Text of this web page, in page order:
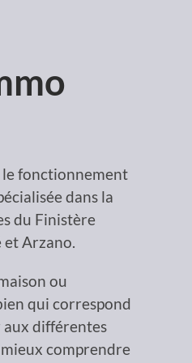
le fonctionnement
dans la
du Finistère
Arzano.
ou
qui correspond
aux différentes
mieux comprendre